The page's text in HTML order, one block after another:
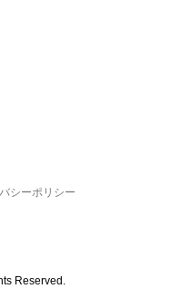
シーポリシー
Reserved.